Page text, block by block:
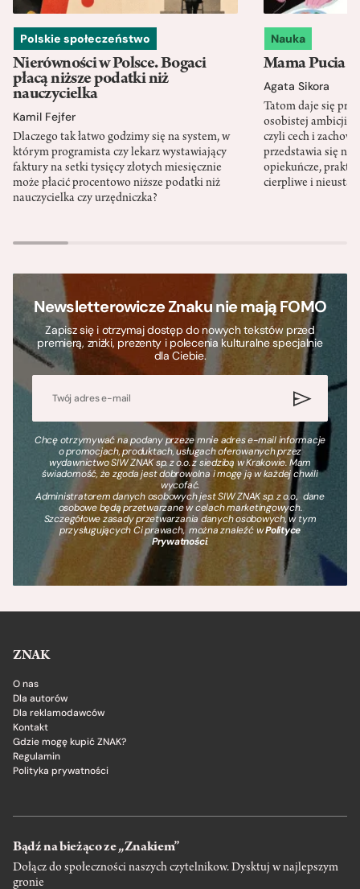
Polskie społeczeństwo
Nierówności w Polsce. Bogaci
płacą niższe podatki niż
nauczycielka
Kamil Fejfer
Dlaczego tak łatwo godzimy się na system, w
którym programista czy lekarz wystawiający
faktury na setki tysięcy złotych miesięcznie
może płacić procentowo niższe podatki niż
nauczycielka czy urzędniczka?
Nauka
Mama Pucia
Agata Sikora
Tatom daje się
osobistej ambicji,
czyli cech i
przedstawia się
opiekuńcze,
cierpliwe i
Newsletterowicze Znaku nie mają FOMO
Zapisz się i otrzymaj dostęp do nowych tekstów przed
premierą, zniżki, prezenty i polecenia kulturalne specjalnie
dla Ciebie.
Chcę otrzymywać na podany przeze mnie adres e-mail informacje
o promocjach, produktach, usługach oferowanych przez
wydawnictwo SIW ZNAK sp. z o.o. z siedzibą w Krakowie. Mam
świadomość, że zgoda jest dobrowolna i mogę ją w każdej chwili
wycofać.
Administratorem danych osobowych jest SIW ZNAK sp. z o.o., dane
osobowe będą przetwarzane w celach marketingowych.
Szczegółowe zasady przetwarzania danych osobowych, w tym
przysługujących Ci prawach, można znaleźć wPolityce
Prywatności.
ZNAK
O nas
Dla autorów
Dla reklamodawców
Kontakt
Gdzie mogę kupić ZNAK?
Regulamin
Polityka prywatności
Bądź na bieżąco ze „Znakiem”
Dołącz do społeczności naszych czytelnikow. Dysktuj w najlepszym
gronie